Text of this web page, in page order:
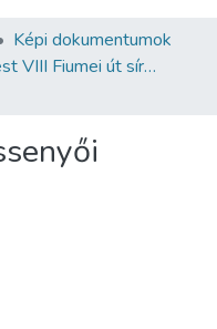
Képi dokumentumok
Budapest VIII Fiumei út sírkert 3. rész